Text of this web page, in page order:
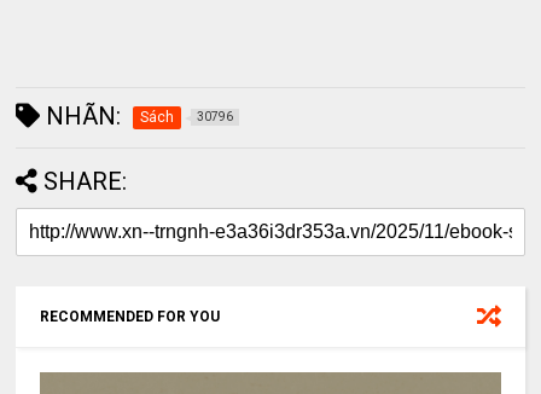
NHÃN: Sách 30796
SHARE:
RECOMMENDED FOR YOU